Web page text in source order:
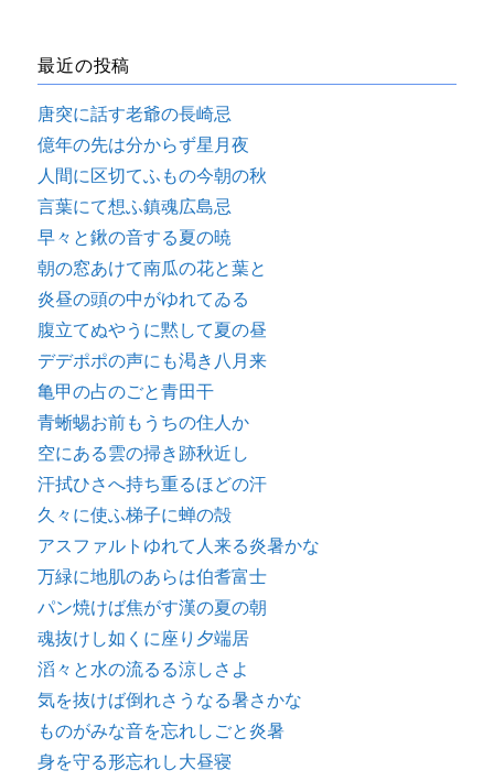
最近の投稿
唐突に話す老爺の長崎忌
億年の先は分からず星月夜
人間に区切てふもの今朝の秋
言葉にて想ふ鎮魂広島忌
早々と鍬の音する夏の暁
朝の窓あけて南瓜の花と葉と
炎昼の頭の中がゆれてゐる
腹立てぬやうに黙して夏の昼
デデポポの声にも渇き八月来
亀甲の占のごと青田干
青蜥蜴お前もうちの住人か
空にある雲の掃き跡秋近し
汗拭ひさへ持ち重るほどの汗
久々に使ふ梯子に蝉の殻
アスファルトゆれて人来る炎暑かな
万緑に地肌のあらは伯耆富士
パン焼けば焦がす漢の夏の朝
魂抜けし如くに座り夕端居
滔々と水の流るる涼しさよ
気を抜けば倒れさうなる暑さかな
ものがみな音を忘れしごと炎暑
身を守る形忘れし大昼寝